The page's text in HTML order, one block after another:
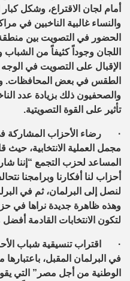
أمام لجان الاقتراع، وشكل
والنساء غالبية الناخبين في
الحضور في التصويت بين
اللجان وجوداً كثيفاً من
الإقبال على التصويت في
الطقس في بعض المحافظات.
والصحفيون ذلك بزيادة عدد
تأثير على القوة التصويتية.
· رضاء الأحزاب المشاركة
مجمل العملية الانتخابية، حيث
المساعد لحزب التجمع “إننا
أحزاب لنا أفكارنا وبرامجنا
لنصل إلى البرلمان، ثم في
وهذه ظاهرة جديدة نراها في
لتكون الانتخابات القادمة
·
اقتراب تنسيقية شباب
في البرلمان المقبل، باعتبارها
الوطنية من أجل مصر” التي